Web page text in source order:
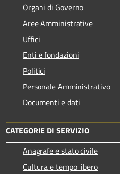
Organi di Governo
Aree Amministrative
Uffici
Enti e fondazioni
Politici
Personale Amministrativo
Documenti e dati
CATEGORIE DI SERVIZIO
Anagrafe e stato civile
Cultura e tempo libero